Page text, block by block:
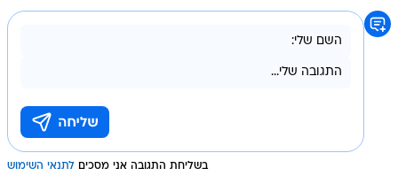
בשליחת התגובה אני מסכים לתנאי השימוש